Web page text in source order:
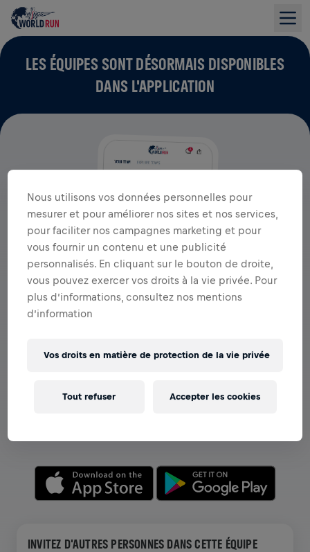
LES ÉQUIPES SONT DÉSORMAIS DISPONIBLES
DANS L'APPLICATION
VOIR LES ÉQUIPES DANS L'APPLICATION
vôtre, explorez tout ce qui concerne les Équipes dans
INVITEZ D'AUTRES PERSONNES DANS CETTE ÉQUIPE
Nous utilisons vos données personnelles pour
mesurer et pour améliorer nos sites et nos services,
pour faciliter nos campagnes marketing et pour
vous fournir un contenu et une publicité
personnalisés. En cliquant sur le bouton de droite,
vous pouvez exercer vos droits à la vie privée. Pour
plus d’informations, consultez nos mentions
d’information
Vos droits en matière de protection de la vie privée
Tout refuser Accepter les cookies